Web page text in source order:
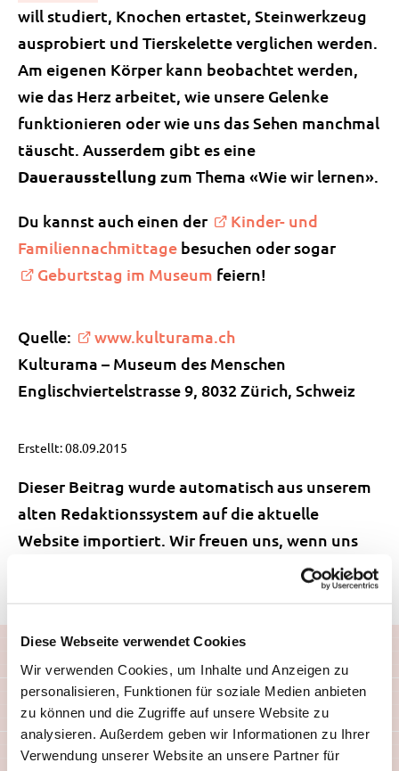
Diese Webseite verwendet Cookies
Wir verwenden Cookies, um Inhalte und Anzeigen zu
personalisieren, Funktionen für soziale Medien anbieten
zu können und die Zugriffe auf unsere Website zu
analysieren. Außerdem geben wir Informationen zu Ihrer
Verwendung unserer Website an unsere Partner für
will studiert, Knochen ertastet, Steinwerkzeug
ausprobiert und Tierskelette verglichen werden.
Am eigenen Körper kann beobachtet werden,
wie das Herz arbeitet, wie unsere Gelenke
funktionieren oder wie uns das Sehen manchmal
täuscht. Ausserdem gibt es eine
Dauerausstellung zum Thema «Wie wir lernen».
Du kannst auch einen der
Kinder- und
Familiennachmittage besuchen oder sogar
Geburtstag im Museum feiern!
Quelle:
www.kulturama.ch
Kulturama – Museum des Menschen
Englischviertelstrasse 9, 8032 Zürich, Schweiz
Erstellt: 08.09.2015
Dieser Beitrag wurde automatisch aus unserem
alten Redaktionssystem auf die aktuelle
Website importiert. Wir freuen uns, wenn uns
allfällige Darstellungsfehler gemeldet werden:
Ähnliche Artikel